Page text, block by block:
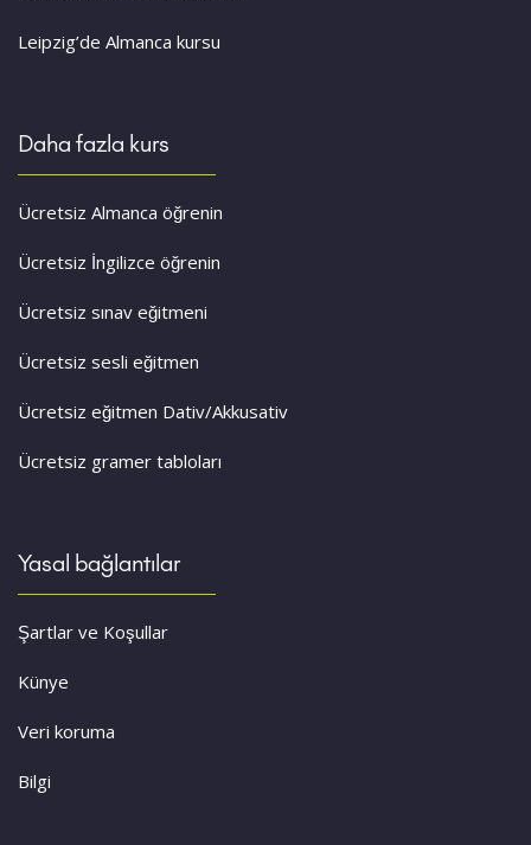
Leipzig’de Almanca kursu
Daha fazla kurs
Ücretsiz Almanca öğrenin
Ücretsiz İngilizce öğrenin
Ücretsiz sınav eğitmeni
Ücretsiz sesli eğitmen
Ücretsiz eğitmen Dativ/Akkusativ
Ücretsiz gramer tabloları
Yasal bağlantılar
Şartlar ve Koşullar
Künye
Veri koruma
Bilgi